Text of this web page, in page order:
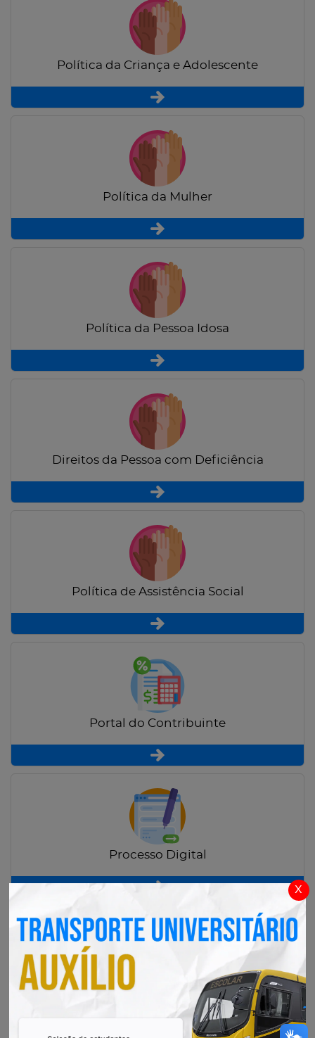
x
Política da Criança e Adolescente
Política da Mulher
Política da Pessoa Idosa
Direitos da Pessoa com Deficiência
Política de Assistência Social
Portal do Contribuinte
Processo Digital
Radar Transparência Pública